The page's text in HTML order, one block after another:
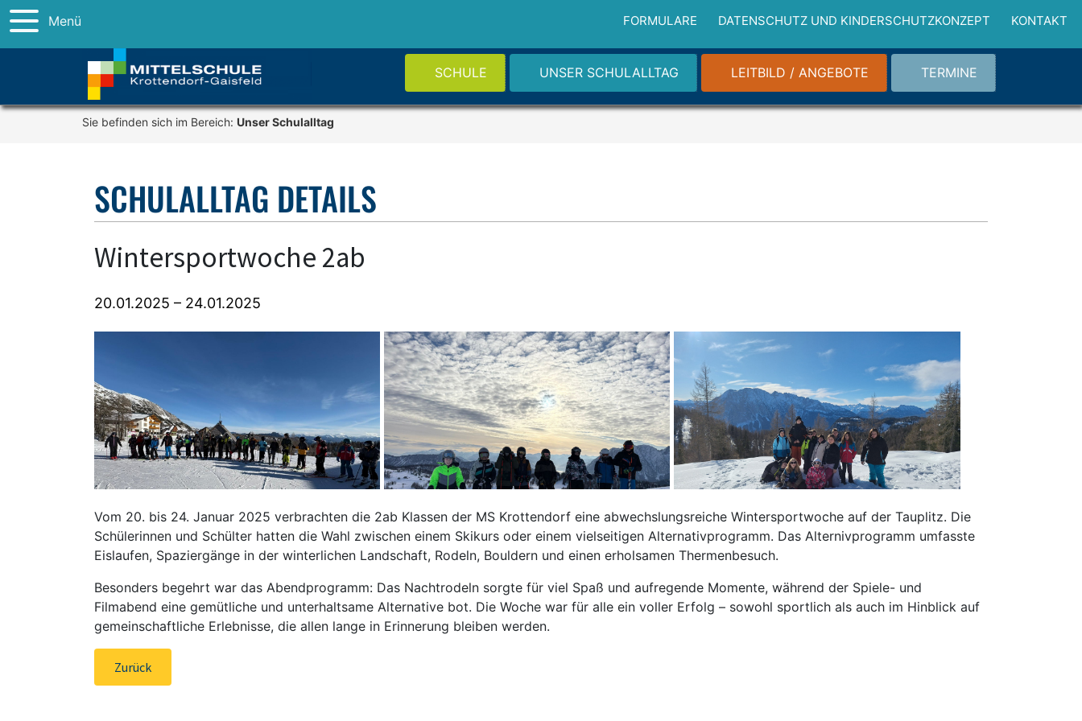
Menü FORMULARE DATENSCHUTZ UND KINDERSCHUTZKONZEPT KONTAKT
SCHULE UNSER SCHULALLTAG LEITBILD / ANGEBOTE TERMINE
Sie befinden sich im Bereich: Unser Schulalltag
SCHULALLTAG DETAILS
Wintersportwoche 2ab
20.01.2025 – 24.01.2025
Vom 20. bis 24. Januar 2025 verbrachten die 2ab Klassen der MS Krottendorf eine abwechslungsreiche Wintersportwoche auf der Tauplitz. Die
Schülerinnen und Schülter hatten die Wahl zwischen einem Skikurs oder einem vielseitigen Alternativprogramm. Das Alternivprogramm umfasste
Eislaufen, Spaziergänge in der winterlichen Landschaft, Rodeln, Bouldern und einen erholsamen Thermenbesuch.
Besonders begehrt war das Abendprogramm: Das Nachtrodeln sorgte für viel Spaß und aufregende Momente, während der Spiele- und
Filmabend eine gemütliche und unterhaltsame Alternative bot. Die Woche war für alle ein voller Erfolg – sowohl sportlich als auch im Hinblick auf
gemeinschaftliche Erlebnisse, die allen lange in Erinnerung bleiben werden.
Zurück